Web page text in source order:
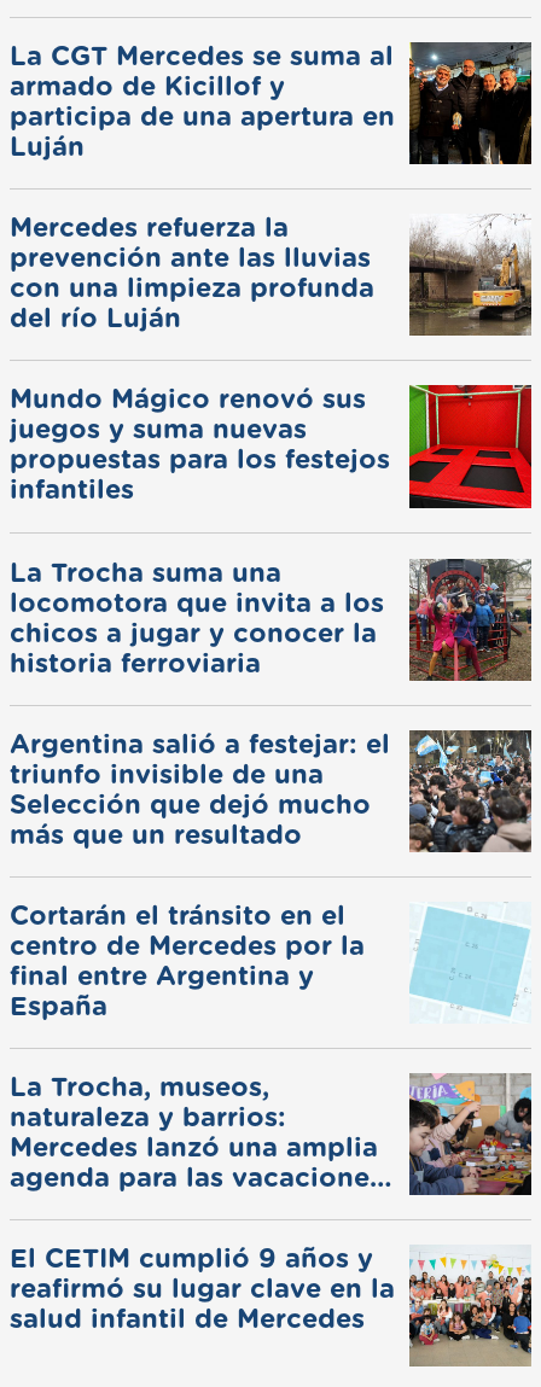
La CGT Mercedes se suma al
armado de Kicillof y
participa de una apertura en
Luján
Mercedes refuerza la
prevención ante las lluvias
con una limpieza profunda
del río Luján
Mundo Mágico renovó sus
juegos y suma nuevas
propuestas para los festejos
infantiles
La Trocha suma una
locomotora que invita a los
chicos a jugar y conocer la
historia ferroviaria
Argentina salió a festejar: el
triunfo invisible de una
Selección que dejó mucho
más que un resultado
Cortarán el tránsito en el
centro de Mercedes por la
final entre Argentina y
España
La Trocha, museos,
naturaleza y barrios:
Mercedes lanzó una amplia
agenda para las vacaciones
El CETIM cumplió 9 años y
reafirmó su lugar clave en la
salud infantil de Mercedes